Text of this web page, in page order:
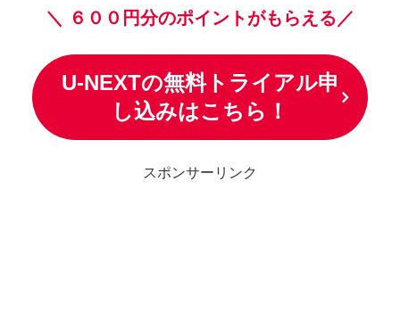
＼ ６００円分のポイントがもらえる／
U-NEXTの無料トライアル申
し込みはこちら！
スポンサーリンク